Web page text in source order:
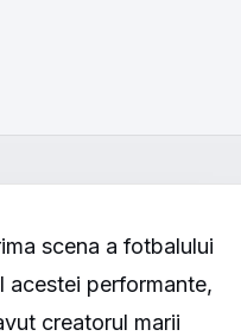
scena a fotbalului
acestei performante,
creatorul marii